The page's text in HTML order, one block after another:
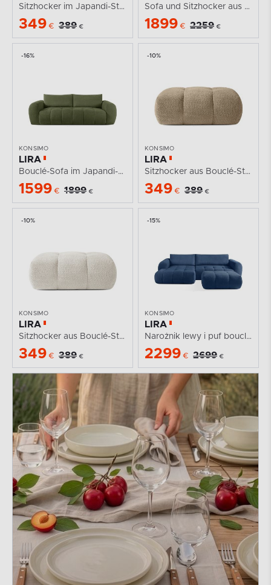
Sitzhocker im Japandi-Stil aus Bouclé in Oliv
349 € 389 €
Sofa und Sitzhocker aus Bouclé-Stoff in Oliv
1899 € 2259 €
-16%
KONSIMO
LIRA
Bouclé-Sofa im Japandi-Stil in Oliv
1599 € 1899 €
-10%
KONSIMO
LIRA
Sitzhocker aus Bouclé-Stoff in Beige
349 € 389 €
-10%
KONSIMO
LIRA
Sitzhocker aus Bouclé-Stoff in Weiß
349 € 389 €
-15%
KONSIMO
LIRA
Narożnik lewy i puf boucle granatowy
2299 € 2699 €